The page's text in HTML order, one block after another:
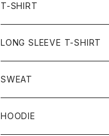
T-SHIRT
LONG SLEEVE T-SHIRT
SWEAT
HOODIE